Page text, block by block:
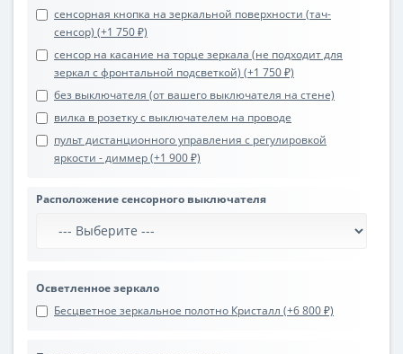
сенсорная кнопка на зеркальной поверхности (тач-
сенсор) (+1 750 ₽)
сенсор на касание на торце зеркала (не подходит для
зеркал с фронтальной подсветкой) (+1 750 ₽)
без выключателя (от вашего выключателя на стене)
вилка в розетку с выключателем на проводе
пульт дистанционного управления с регулировкой
яркости - диммер (+1 900 ₽)
Расположение сенсорного выключателя
Осветленное зеркало
Бесцветное зеркальное полотно Кристалл (+6 800 ₽)